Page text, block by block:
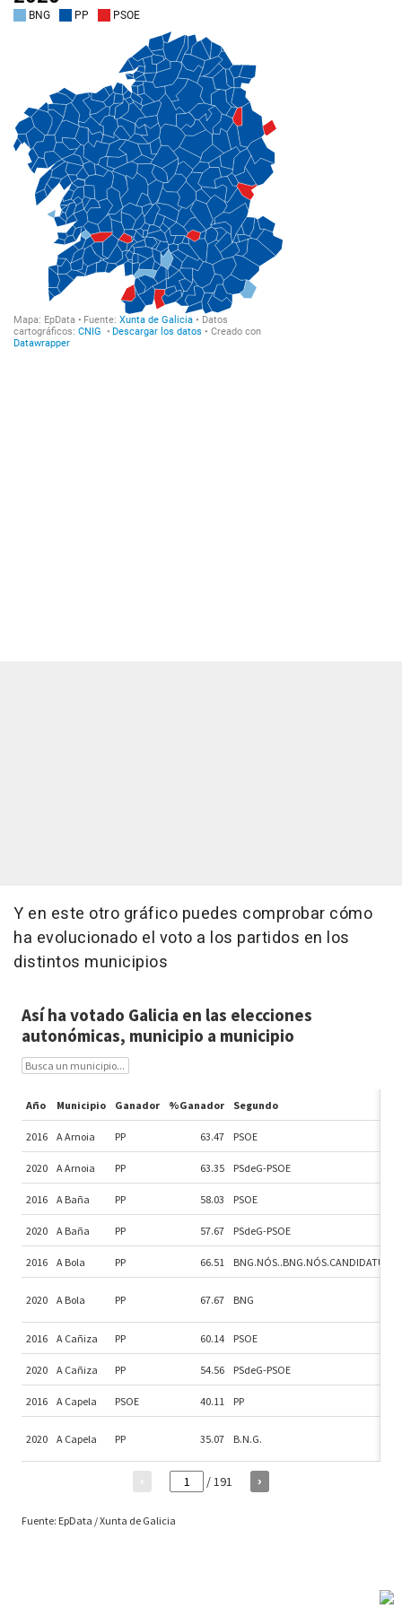
Y en este otro gráfico puedes comprobar cómo
ha evolucionado el voto a los partidos en los
distintos municipios